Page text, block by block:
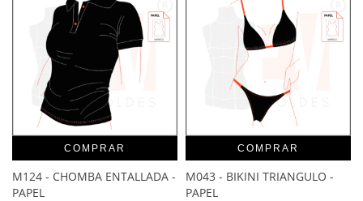
COMPRAR
M124 - CHOMBA ENTALLADA -
PAPEL
COMPRAR
M043 - BIKINI TRIANGULO -
PAPEL